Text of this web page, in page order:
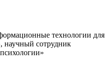
технологии для
научный сотрудник